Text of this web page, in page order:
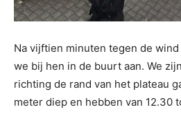
Na vijftien minuten tegen de
we bij hen in de buurt aan. We
richting de rand van het plateau
meter diep en hebben van 12.30